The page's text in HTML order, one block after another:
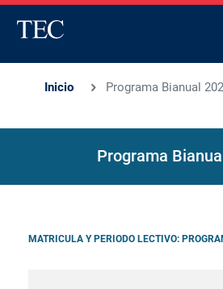
Inicio Programa Bianual
Programa
MATRICULA Y PERIODO LECTIVO: